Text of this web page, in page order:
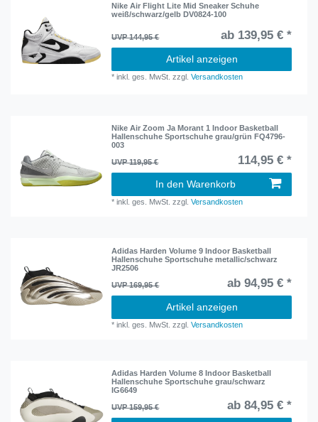
Nike Air Flight Lite Mid Sneaker Schuhe
weiß/schwarz/gelb DV0824-100
UVP 144,95 € ab 139,95 € *
Artikel anzeigen
*inkl. ges. MwSt. zzgl.Versandkosten
Nike Air Zoom Ja Morant 1 Indoor Basketball
Hallenschuhe Sportschuhe grau/grün FQ4796-
003
UVP 119,95 €
114,95 € *
In den Warenkorb
*inkl. ges. MwSt. zzgl.Versandkosten
Adidas Harden Volume 9 Indoor Basketball
Hallenschuhe Sportschuhe metallic/schwarz
JR2506
UVP 169,95 €
ab 94,95 € *
Artikel anzeigen
*inkl. ges. MwSt. zzgl.Versandkosten
Adidas Harden Volume 8 Indoor Basketball
Hallenschuhe Sportschuhe grau/schwarz
IG6649
UVP 159,95 €
ab 84,95 € *